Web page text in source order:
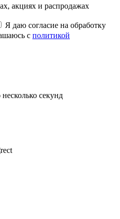
акциях и распродажах
Я даю согласие на обработку
с политикой
секунд